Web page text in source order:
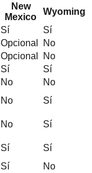
New
Mexico
Wyoming
Sí
Sí
Opcional
No
Opcional
No
Sí
Sí
No
No
No
Sí
No
Sí
Sí
Sí
Sí
No